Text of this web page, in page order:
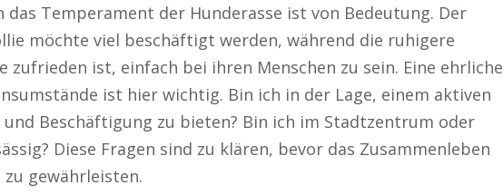
das Temperament der Hunderasse ist von Bedeutung. Der
möchte viel beschäftigt werden, während die ruhigere
zufrieden ist, einfach bei ihren Menschen zu sein. Eine ehrliche
ist hier wichtig. Bin ich in der Lage, einem aktiven
und Beschäftigung zu bieten? Bin ich im Stadtzentrum oder
Diese Fragen sind zu klären, bevor das Zusammenleben
gewährleisten.